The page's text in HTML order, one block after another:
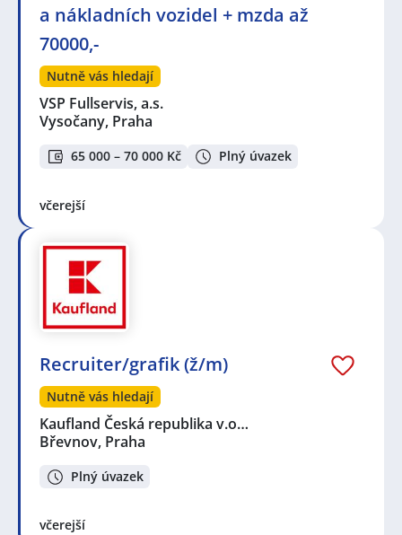
a nákladních vozidel + mzda až
70000,-
Nutně vás hledají
VSP Fullservis, a.s.
Vysočany, Praha
65 000 – 70 000 Kč Plný úvazek
včerejší
Recruiter/grafik (ž/m)
Nutně vás hledají
Kaufland Česká republika v.o…
Břevnov, Praha
Plný úvazek
včerejší